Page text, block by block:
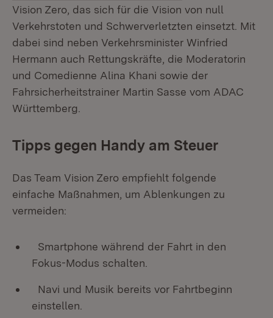
Vision Zero, das sich für die Vision von null
Verkehrstoten und Schwerverletzten einsetzt. Mit
dabei sind neben Verkehrsminister Winfried
Hermann auch Rettungskräfte, die Moderatorin
und Comedienne Alina Khani sowie der
Fahrsicherheitstrainer Martin Sasse vom ADAC
Württemberg.
Tipps gegen Handy am Steuer
Das Team Vision Zero empfiehlt folgende
einfache Maßnahmen, um Ablenkungen zu
vermeiden:
Smartphone während der Fahrt in den
Fokus-Modus schalten.
Navi und Musik bereits vor Fahrtbeginn
einstellen.